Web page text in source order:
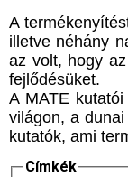
A
illetve néhány
az volt, hogy
fejlődésüket.
A MATE
világon, a
kutatók, ami
Címkék